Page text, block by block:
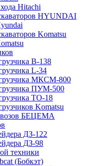
Hitachi
HYUNDAI
Komatsu
B-138
L-34
МКСМ-800
ПУМ-500
ТО-18
Komatsu
БЕЦЕМА
ДЗ-122
ДЗ-98
техники
(Бобкэт)